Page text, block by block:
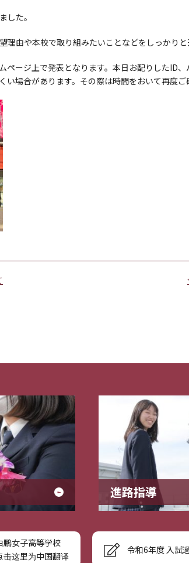
した。
由や本校で取り組みたいことなどをしっかりと
ージ上で発表となります。本日お配りしたID、
場合があります。その際は時間をおいて再度ご
進路指導
鵬女子高等学校
击这里为中国翻译
令和6年度 入試